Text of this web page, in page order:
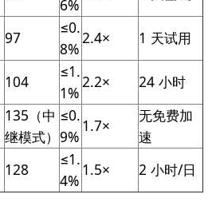
6%
97
≤0.
8%
2.4× 1 天试用
104
≤1.
1%
2.2×
24 小时
135（中
继模式）
≤0.
9%
1.7×
无免费加
速
128
≤1.
4%
1.5× 2 小时/日